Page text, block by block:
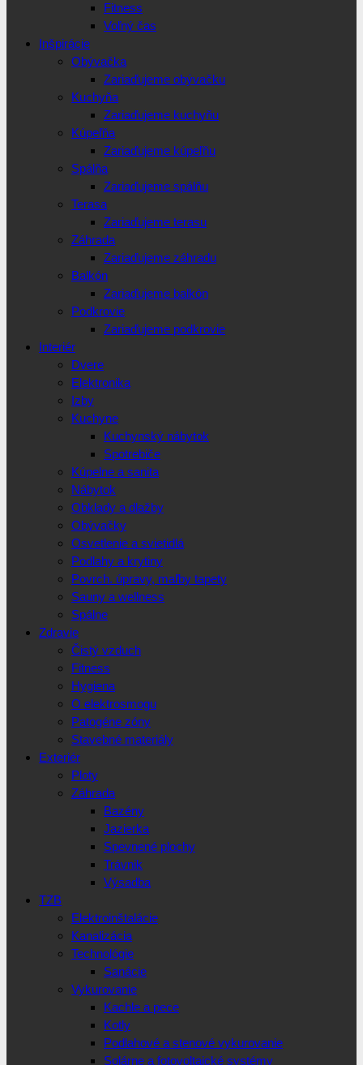
Fitness
Voľný čas
Inšpirácie
Obývačka
Zariaďujeme obývačku
Kuchyňa
Zariaďujeme kuchyňu
Kúpeľňa
Zariaďujeme kúpeľňu
Spálňa
Zariaďujeme spálňu
Terasa
Zariaďujeme terasu
Záhrada
Zariaďujeme záhradu
Balkón
Zariaďujeme balkón
Podkrovie
Zariaďujeme podkrovie
Interiér
Dvere
Elektronika
Izby
Kuchyne
Kuchynský nábytok
Spotrebiče
Kúpelne a sanita
Nábytok
Obklady a dlažby
Obývačky
Osvetlenie a svietidlá
Podlahy a krytiny
Povrch. úpravy, maľby tapety
Sauny a wellness
Spálne
Zdravie
Čistý vzduch
Fitness
Hygiena
O elektrosmogu
Patogéne zóny
Stavebné materiály
Exteriér
Ploty
Záhrada
Bazény
Jazierka
Spevnené plochy
Trávnik
Výsadba
TZB
Elektroinštalácie
Kanalizácia
Technológie
Sanácie
Vykurovanie
Kachle a pece
Kotly
Podlahové a stenové vykurovanie
Solárne a fotovoltaické systémy